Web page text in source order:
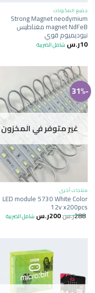
جميع المكونات
Strong Magnet neodymium
magnet NdFeB مغناطيس
نيوديميوم قوي
10ر.س شامل الضريبة
-31%
غير متوفر في المخزون
منتجات أخرى
LED module 5730 White Color
12v x200pcs
288ر.س200ر.س شامل الضريبة